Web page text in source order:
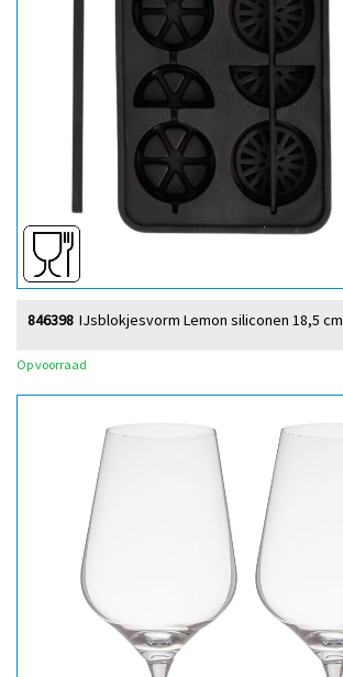
IJsblokjesvorm Lemon siliconen 18,5 cm
846398
Op voorraad